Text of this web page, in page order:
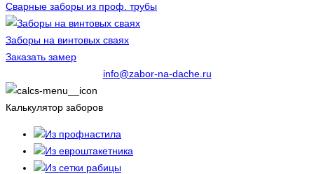
Сварные заборы из проф. трубы
Заборы на винтовых сваях
Заказать замер
info@zabor-na-dache.ru
Калькулятор заборов
Из профнастила
Из евроштакетника
Из сетки рабицы